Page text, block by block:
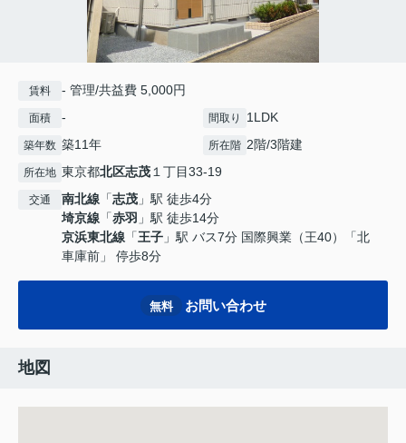
賃料 - 管理/共益費 5,000円
面積 - 間取り 1LDK
築年数 築11年 所在階 2階/3階建
所在地 東京都北区志茂 １丁目33-19
交通 南北線 「志茂 」駅 徒歩4分
埼京線 「赤羽 」駅 徒歩14分
京浜東北線 「王子 」駅 バス7分 国際興業（王40）「北
車庫前」 停歩8分
無料 お問い合わせ
地図